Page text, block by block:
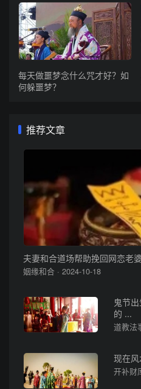
每天做噩梦念什么咒才好？如
何躲噩梦？
推荐文章
夫妻和合道场帮助挽回网恋老
姻缘和合 · 2024-10-18
鬼节
的 ...
道教法
现在
开补财